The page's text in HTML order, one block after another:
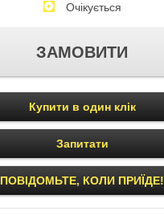
Очікується
Купити в один клік
Запитати
ПОВІДОМЬТЕ, КОЛИ ПРИЇДЕ!